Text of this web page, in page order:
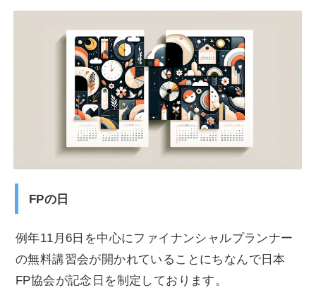
FPの日
例年11月6日を中心にファイナンシャルプランナー
の無料講習会が開かれていることにちなんで日本
FP協会が記念日を制定しております。